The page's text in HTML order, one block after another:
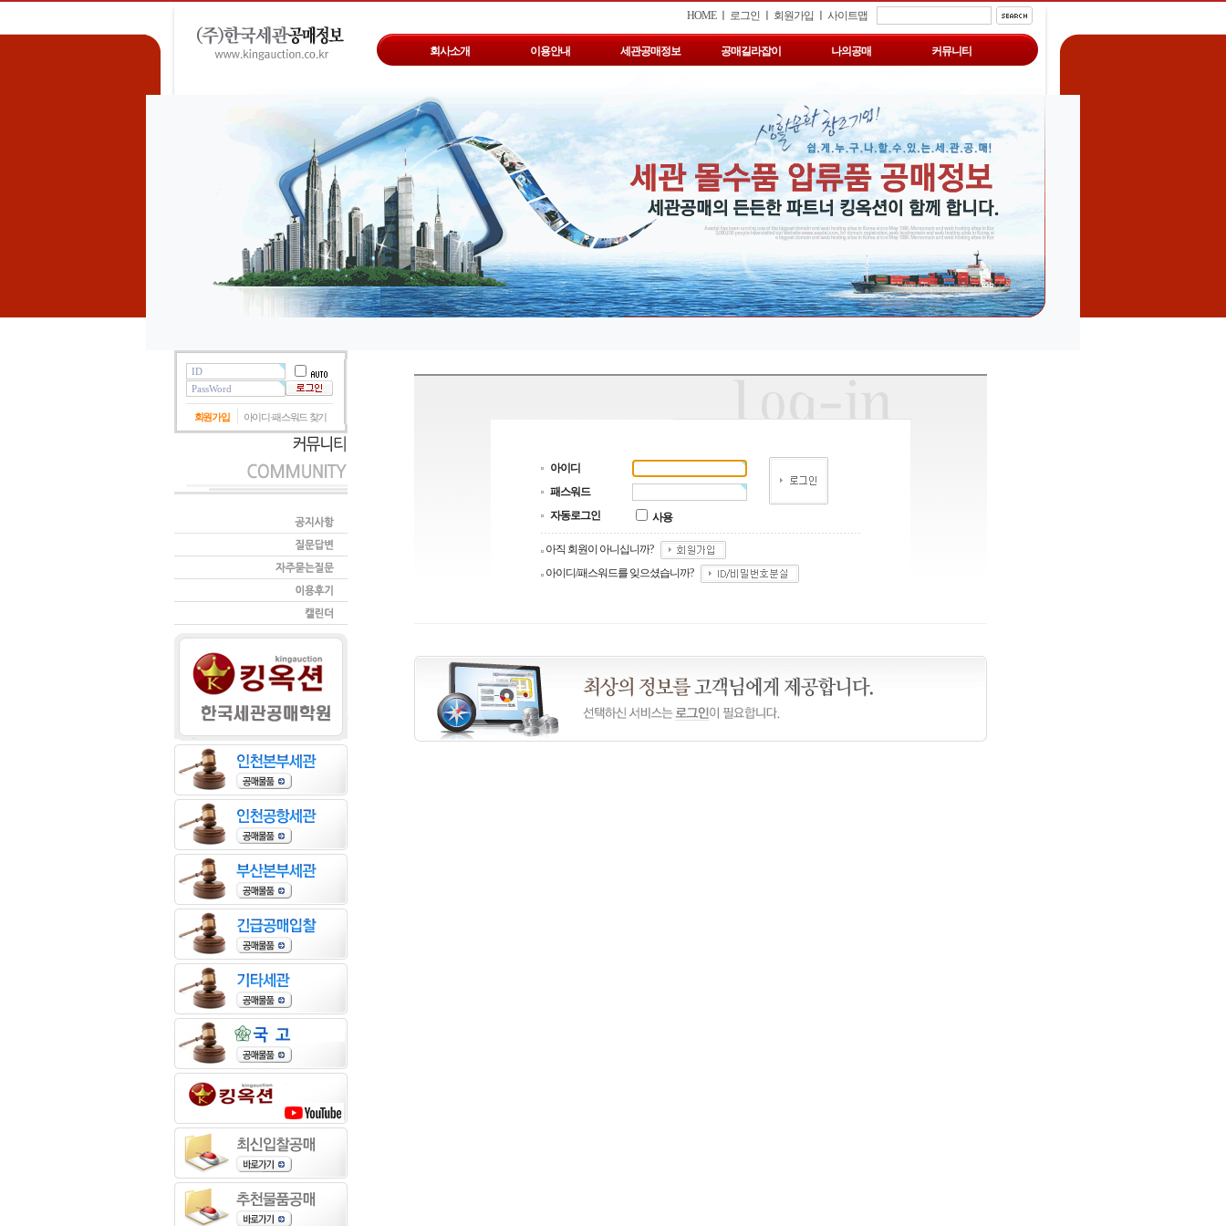
HOMEㅣ 로그인 회원가입 사이트맵
회사소개 이용안내 세관공매정보 공매길라잡이 나의공매 커뮤니티
회원가입 아이디·패스워드 찾기
아이디
패스워드
자동로그인
사용
아직 회원이 아니십니까?
아이디/패스워드를 잊으셨습니까?